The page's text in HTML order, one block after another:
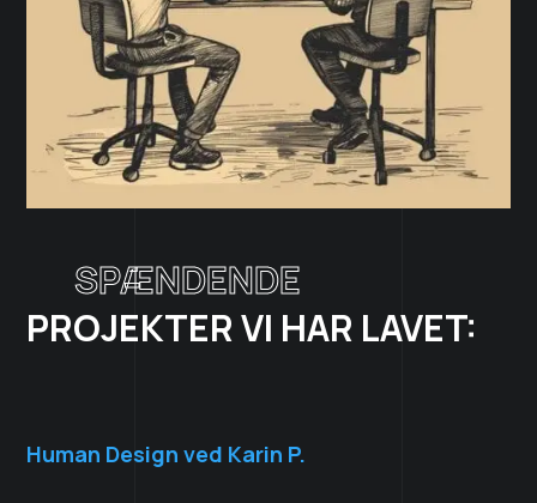
SPÆNDENDE
PROJEKTER VI HAR LAVET:
Human Design ved Karin P.